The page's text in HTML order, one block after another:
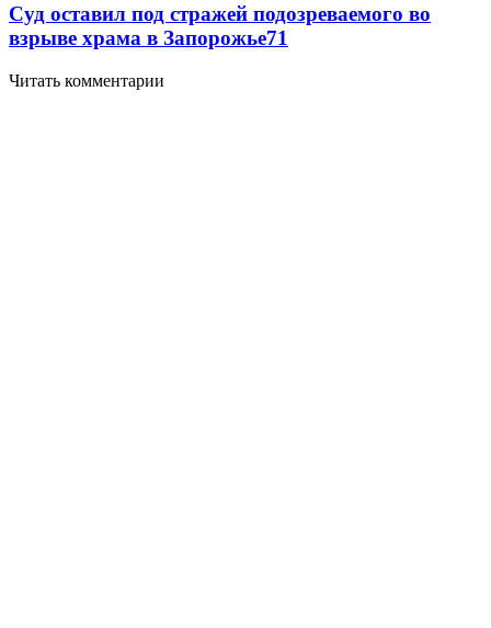
Суд оставил под стражей подозреваемого во
взрыве храма в Запорожье71
Читать комментарии